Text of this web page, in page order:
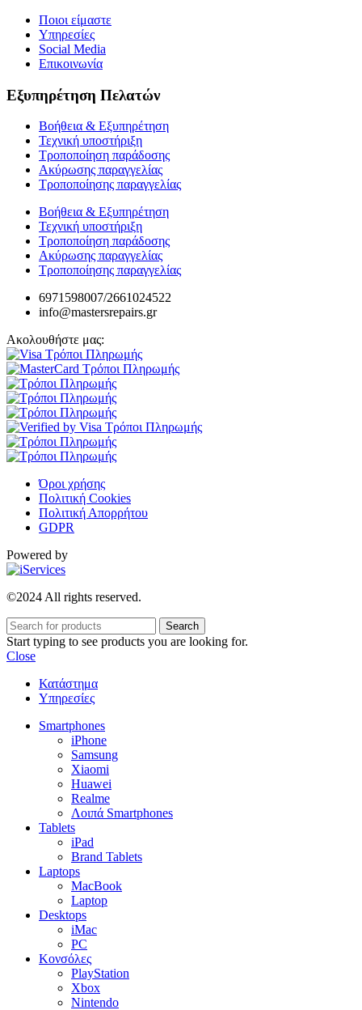
Ποιοι είμαστε
Υπηρεσίες
Social Media
Επικοινωνία
Εξυπηρέτηση Πελατών
Βοήθεια & Εξυπηρέτηση
Τεχνική υποστήριξη
Τροποποίηση παράδοσης
Ακύρωσης παραγγελίας
Τροποποίησης παραγγελίας
Βοήθεια & Εξυπηρέτηση
Τεχνική υποστήριξη
Τροποποίηση παράδοσης
Ακύρωσης παραγγελίας
Τροποποίησης παραγγελίας
6971598007/2661024522
info@mastersrepairs.gr
Ακολουθήστε μας:
Όροι χρήσης
Πολιτική Cookies
Πολιτική Απορρήτου
GDPR
Powered by
©2024 All rights reserved.
Search
Start typing to see products you are looking for.
Close
Κατάστημα
Υπηρεσίες
Smartphones
iPhone
Samsung
Xiaomi
Huawei
Realme
Λοιπά Smartphones
Tablets
iPad
Brand Tablets
Laptops
MacBook
Laptop
Desktops
iMac
PC
Κονσόλες
PlayStation
Xbox
Nintendo